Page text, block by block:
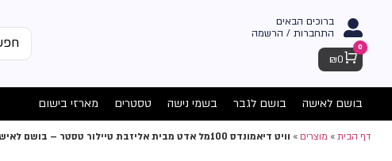
ברוכים הבאים
התחברות / הרשמה
Cart
0
₪0
בושם לאישה בושם לגבר בשמי נישה טסטרים מארזי בישום
דף הבית» מוצרים» וויט דיאמונדס 100מל אדט מבית אליזבת טיילור טסטר – בושם לאישה